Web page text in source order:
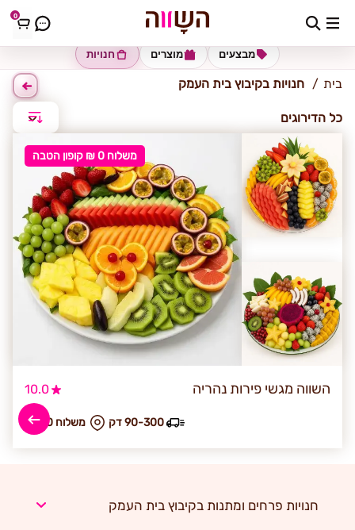
0 קיבוץ בית העמק
חנויות מוצרים מבצעים
בית חנויות בקיבוץ בית העמק
כל הדירוגים
משלוח 0 ₪ קופון הטבה
השווה מגשי פירות נהריה 10.0
₪ משלוח 70 90-300 דק
חנויות פרחים ומתנות בקיבוץ בית העמק